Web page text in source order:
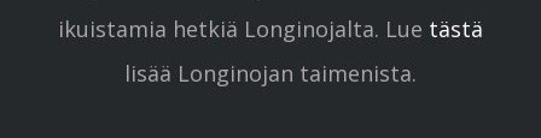
ikuistamia hetkiä Longinojalta. Lue tästä
lisää Longinojan taimenista.